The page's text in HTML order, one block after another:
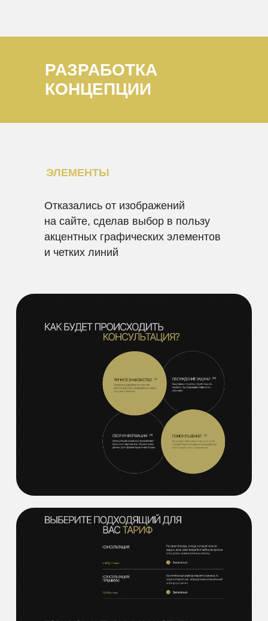
РАЗРАБОТКА
КОНЦЕПЦИИ
ЭЛЕМЕНТЫ
Отказались от изображений
на сайте, сделав выбор в пользу
акцентных графических элементов
и четких линий